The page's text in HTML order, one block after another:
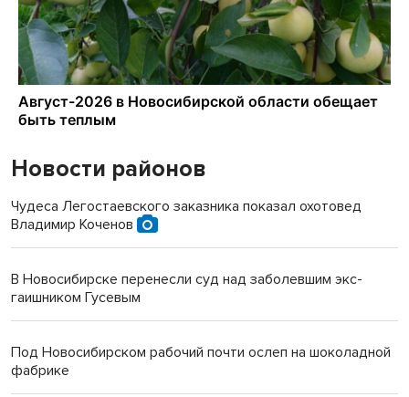
Новости районов
Чудеса Легостаевского заказника показал охотовед
Владимир Коченов
В Новосибирске перенесли суд над заболевшим экс-
гаишником Гусевым
Под Новосибирском рабочий почти ослеп на шоколадной
фабрике